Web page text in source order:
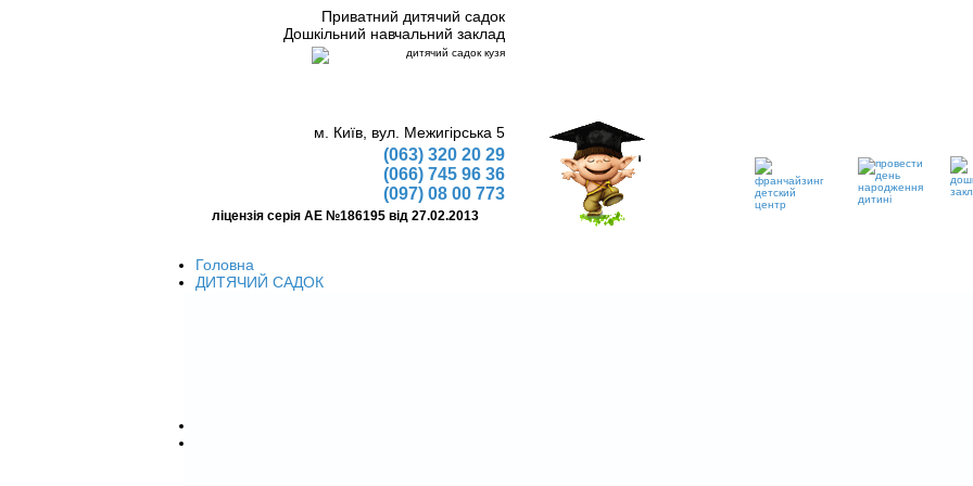
Приватний дитячий садок
Дошкільний навчальний заклад
м. Київ, вул. Межигірська 5
(063) 320 20 29
(066) 745 96 36
(097) 08 00 773
ліцензія серія АЕ №186195 від 27.02.2013
Головна
ДИТЯЧИЙ САДОК